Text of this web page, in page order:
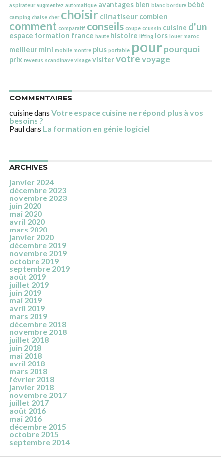
aspirateur augmentez automatique avantages bien blanc bordure bébé
camping chaise cher choisir climatiseur combien
comment comparatif conseils coupe coussin cuisine d'un
espace formation france haute histoire lifting lors louer maroc
meilleur mini mobile montre plus portable pour pourquoi
prix revenus scandinave visage visitervotrevoyage
COMMENTAIRES
cuisinedans Votre espace cuisine ne répond plus à vos
besoins ?
Pauldans La formation en génie logiciel
ARCHIVES
janvier 2024
décembre 2023
novembre 2023
juin 2020
mai 2020
avril 2020
mars 2020
janvier 2020
décembre 2019
novembre 2019
octobre 2019
septembre 2019
août 2019
juillet 2019
juin 2019
mai 2019
avril 2019
mars 2019
décembre 2018
novembre 2018
juillet 2018
juin 2018
mai 2018
avril 2018
mars 2018
février 2018
janvier 2018
novembre 2017
juillet 2017
août 2016
mai 2016
décembre 2015
octobre 2015
septembre 2014